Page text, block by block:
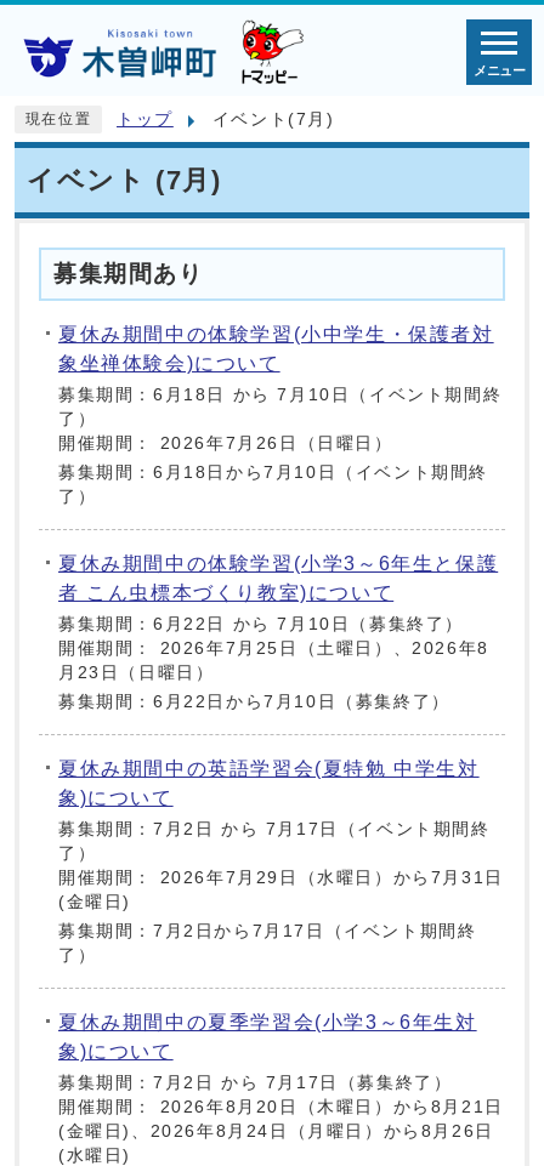
メニュー
現在位置 トップ イベント(7月)
イベント (7月)
募集期間あり
夏休み期間中の体験学習(小中学生・保護者対
象坐禅体験会)について
募集期間：6月18日 から 7月10日（イベント期間終
了）
開催期間： 2026年7月26日（日曜日）
募集期間：6月18日から7月10日（イベント期間終
了）
夏休み期間中の体験学習(小学3～6年生と保護
者 こん虫標本づくり教室)について
募集期間：6月22日 から 7月10日（募集終了）
開催期間： 2026年7月25日（土曜日）、2026年8
月23日（日曜日）
募集期間：6月22日から7月10日（募集終了）
夏休み期間中の英語学習会(夏特勉 中学生対
象)について
募集期間：7月2日 から 7月17日（イベント期間終
了）
開催期間： 2026年7月29日（水曜日）から7月31日
(金曜日)
募集期間：7月2日から7月17日（イベント期間終
了）
夏休み期間中の夏季学習会(小学3～6年生対
象)について
募集期間：7月2日 から 7月17日（募集終了）
開催期間： 2026年8月20日（木曜日）から8月21日
(金曜日)、2026年8月24日（月曜日）から8月26日
(水曜日)